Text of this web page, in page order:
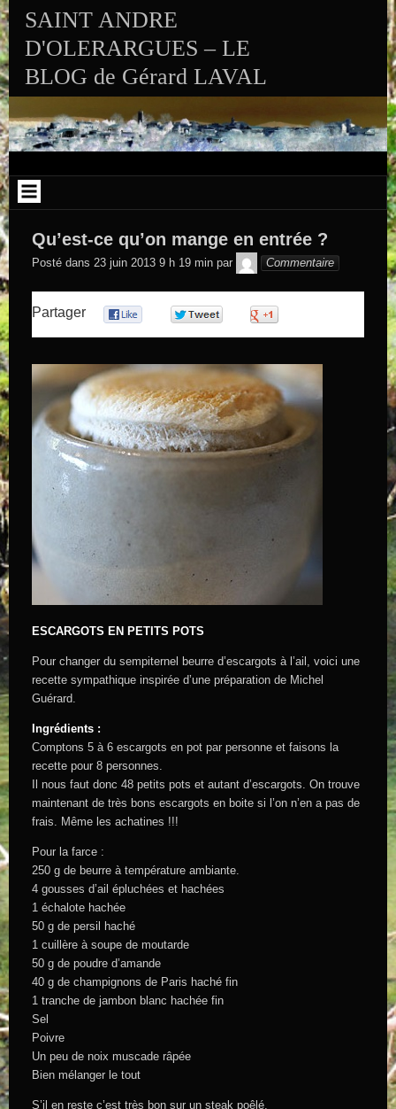
SAINT ANDRE
D'OLERARGUES – LE
BLOG de Gérard LAVAL
Qu’est-ce qu’on mange en entrée ?
Posté dans 23 juin 2013 9 h 19 min par
GEGE DE
SAINTAND
Commentaire
Partager
ESCARGOTS EN PETITS POTS
Pour changer du sempiternel beurre d’escargots à l’ail, voici une
recette sympathique inspirée d’une préparation de Michel
Guérard.
Ingrédients :
Comptons 5 à 6 escargots en pot par personne et faisons la
recette pour 8 personnes.
Il nous faut donc 48 petits pots et autant d’escargots. On trouve
maintenant de très bons escargots en boite si l’on n’en a pas de
frais. Même les achatines !!!
Pour la farce :
250 g de beurre à température ambiante.
4 gousses d’ail épluchées et hachées
1 échalote hachée
50 g de persil haché
1 cuillère à soupe de moutarde
50 g de poudre d’amande
40 g de champignons de Paris haché fin
1 tranche de jambon blanc hachée fin
Sel
Poivre
Un peu de noix muscade râpée
Bien mélanger le tout
S’il en reste c’est très bon sur un steak poêlé.